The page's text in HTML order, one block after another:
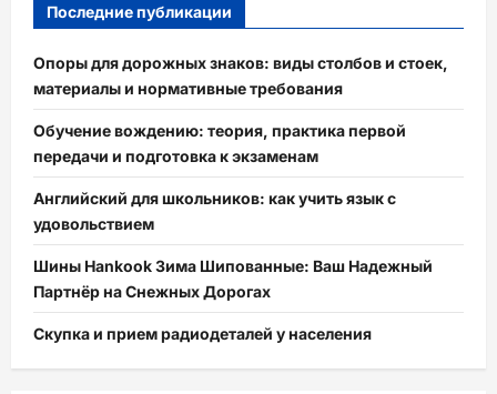
Последние публикации
Опоры для дорожных знаков: виды столбов и стоек,
материалы и нормативные требования
Обучение вождению: теория, практика первой
передачи и подготовка к экзаменам
Английский для школьников: как учить язык с
удовольствием
Шины Hankook Зима Шипованные: Ваш Надежный
Партнёр на Снежных Дорогах
Скупка и прием радиодеталей у населения